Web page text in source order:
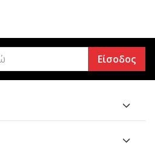
Είσοδος